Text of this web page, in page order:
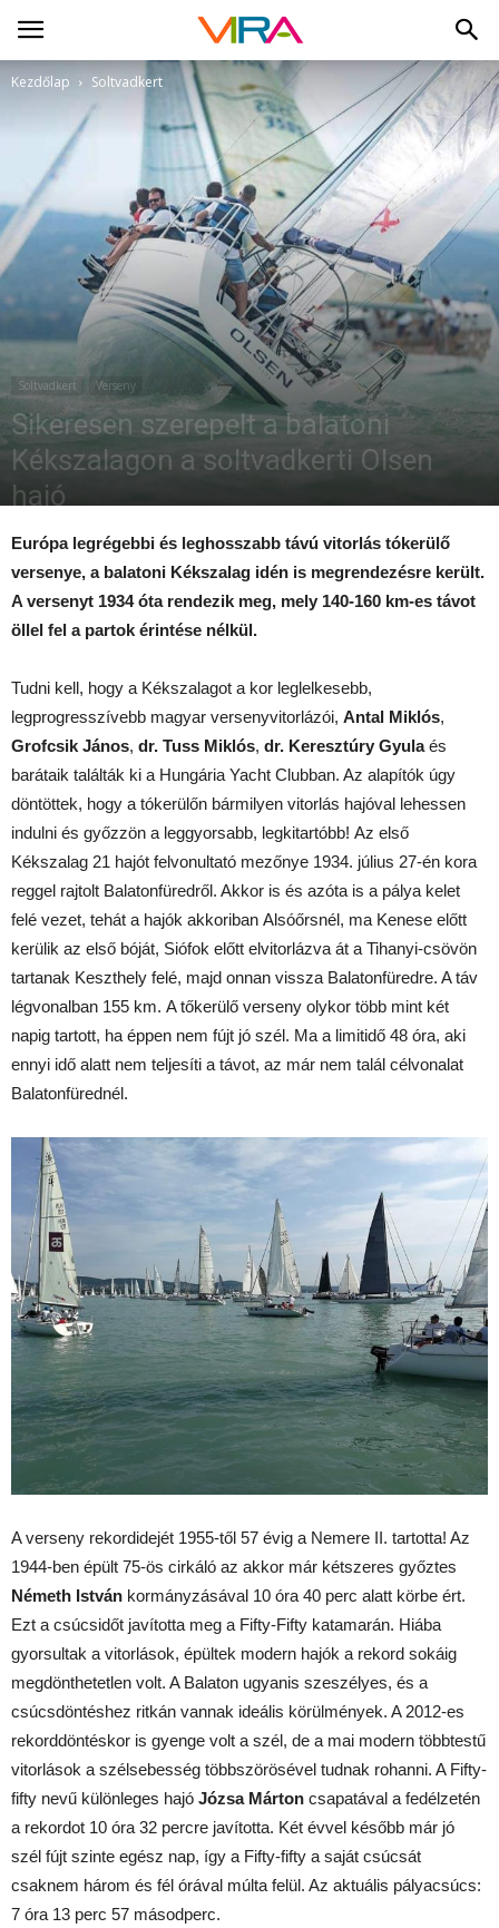
Kezdőlap Soltvadkert
Soltvadkert Verseny
Sikeresen szerepelt a balatoni
Kékszalagon a soltvadkerti Olsen
hajó
Európa legrégebbi és leghosszabb távú vitorlás tókerülő
versenye, a balatoni Kékszalag idén is megrendezésre került.
A versenyt 1934 óta rendezik meg, mely 140-160 km-es távot
öllel fel a partok érintése nélkül.
Tudni kell, hogy a Kékszalagot a kor leglelkesebb,
legprogresszívebb magyar versenyvitorlázói, Antal Miklós,
Grofcsik János, dr. Tuss Miklós, dr. Keresztúry Gyulaés
barátaik találták ki a Hungária Yacht Clubban. Az alapítók úgy
döntöttek, hogy a tókerülőn bármilyen vitorlás hajóval lehessen
indulni és győzzön a leggyorsabb, legkitartóbb! Az első
Kékszalag 21 hajót felvonultató mezőnye 1934. július 27-én kora
reggel rajtolt Balatonfüredről. Akkor is és azóta is a pálya kelet
felé vezet, tehát a hajók akkoriban Alsóőrsnél, ma Kenese előtt
kerülik az első bóját, Siófok előtt elvitorlázva át a Tihanyi-csövön
tartanak Keszthely felé, majd onnan vissza Balatonfüredre. A táv
légvonalban 155 km. A tőkerülő verseny olykor több mint két
napig tartott, ha éppen nem fújt jó szél. Ma a limitidő 48 óra, aki
ennyi idő alatt nem teljesíti a távot, az már nem talál célvonalat
Balatonfürednél.
A verseny rekordidejét 1955-től 57 évig a Nemere II. tartotta! Az
1944-ben épült 75-ös cirkáló az akkor már kétszeres győztes
Németh István kormányzásával 10 óra 40 perc alatt körbe ért.
Ezt a csúcsidőt javította meg a Fifty-Fifty katamarán. Hiába
gyorsultak a vitorlások, épültek modern hajók a rekord sokáig
megdönthetetlen volt. A Balaton ugyanis szeszélyes, és a
csúcsdöntéshez ritkán vannak ideális körülmények. A 2012-es
rekorddöntéskor is gyenge volt a szél, de a mai modern többtestű
vitorlások a szélsebesség többszörösével tudnak rohanni. A Fifty-
fifty nevű különleges hajó Józsa Márton csapatával a fedélzetén
a rekordot 10 óra 32 percre javította. Két évvel később már jó
szél fújt szinte egész nap, így a Fifty-fifty a saját csúcsát
csaknem három és fél órával múlta felül. Az aktuális pályacsúcs:
7 óra 13 perc 57 másodperc.